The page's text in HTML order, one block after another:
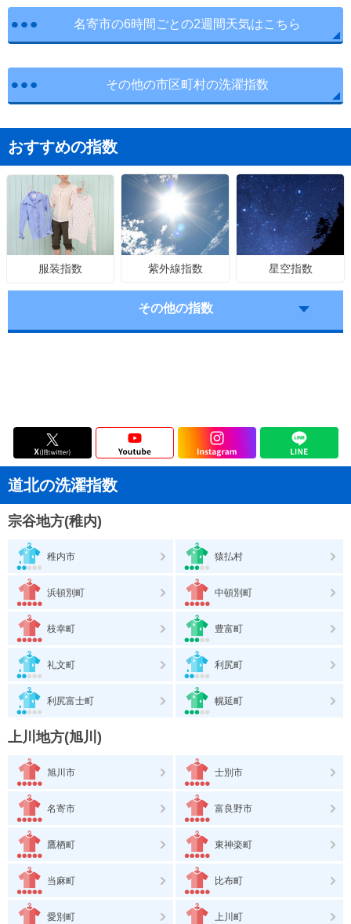
名寄市の6時間ごとの2週間天気はこちら
その他の市区町村の洗濯指数
おすすめの指数
服装指数 紫外線指数 星空指数
その他の指数
道北の洗濯指数
宗谷地方(稚内)
稚内市 猿払村
浜頓別町 中頓別町
枝幸町 豊富町
礼文町 利尻町
利尻富士町 幌延町
上川地方(旭川)
旭川市 士別市
名寄市 富良野市
鷹栖町 東神楽町
当麻町 比布町
愛別町 上川町